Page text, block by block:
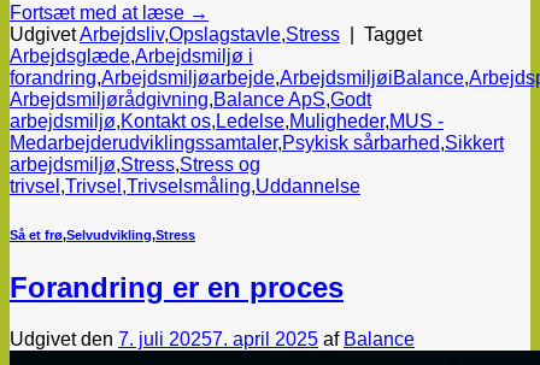
Fortsæt med at læse →
UdgivetArbejdsliv,Opslagstavle,Stress
Tagget
Arbejdsglæde,Arbejdsmiljø i
forandring,Arbejdsmiljøarbejde,ArbejdsmiljøiBalance,
Arbejdsmiljørådgivning,Balance ApS,Godt
arbejdsmiljø,Kontakt os, Ledelse,Muligheder,MUS -
Medarbejderudviklingssamtaler,Psykisk sårbarhed,Sikkert
arbejdsmiljø,Stress,Stress og
trivsel ,Trivsel ,Trivselsmåling,Uddannelse
Så et frø,Selvudvikling,Stress
Forandring er en proces
Udgivet den 7. juli 20257. april 2025 af Balance